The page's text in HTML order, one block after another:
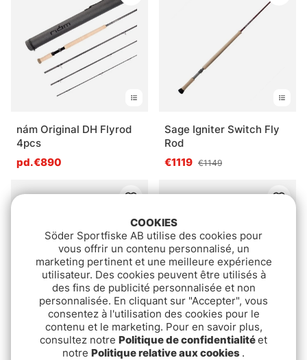
nám Original DH Flyrod
4pcs
pd.€890
Sage Igniter Switch Fly
Rod
€1119 €1149
(5)4.4 sur 5 étoiles
Daiwa Prorex S Bait
RAID Gladiator ANTI
Casting
COOKIES
Söder Sportfiske AB utilise des cookies pour
vous offrir un contenu personnalisé, un
marketing pertinent et une meilleure expérience
utilisateur. Des cookies peuvent être utilisés à
des fins de publicité personnalisée et non
personnalisée. En cliquant sur "Accepter", vous
consentez à l'utilisation des cookies pour le
contenu et le marketing. Pour en savoir plus,
consultez notre Politique de confidentialitéet
notre Politique relative aux cookies .